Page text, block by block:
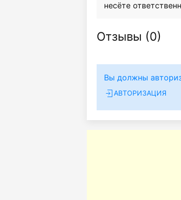
несёте
Отзывы (0)
Вы должны
АВТОРИЗАЦИЯ